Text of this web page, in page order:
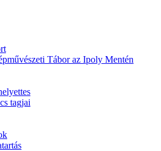
Tábor az Ipoly Mentén
tagjai